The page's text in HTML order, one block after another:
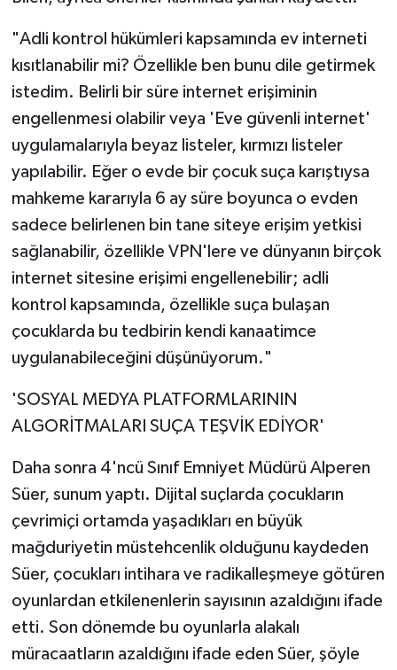
"Adli kontrol hükümleri kapsamında ev interneti
kısıtlanabilir mi? Özellikle ben bunu dile getirmek
istedim. Belirli bir süre internet erişiminin
engellenmesi olabilir veya 'Eve güvenli internet'
uygulamalarıyla beyaz listeler, kırmızı listeler
yapılabilir. Eğer o evde bir çocuk suça karıştıysa
mahkeme kararıyla 6 ay süre boyunca o evden
sadece belirlenen bin tane siteye erişim yetkisi
sağlanabilir, özellikle VPN'lere ve dünyanın birçok
internet sitesine erişimi engellenebilir; adli
kontrol kapsamında, özellikle suça bulaşan
çocuklarda bu tedbirin kendi kanaatimce
uygulanabileceğini düşünüyorum."
'SOSYAL MEDYA PLATFORMLARININ
ALGORİTMALARI SUÇA TEŞVİK EDİYOR'
Daha sonra 4'ncü Sınıf Emniyet Müdürü Alperen
Süer, sunum yaptı. Dijital suçlarda çocukların
çevrimiçi ortamda yaşadıkları en büyük
mağduriyetin müstehcenlik olduğunu kaydeden
Süer, çocukları intihara ve radikalleşmeye götüren
oyunlardan etkilenenlerin sayısının azaldığını ifade
etti. Son dönemde bu oyunlarla alakalı
müracaatların azaldığını ifade eden Süer, şöyle